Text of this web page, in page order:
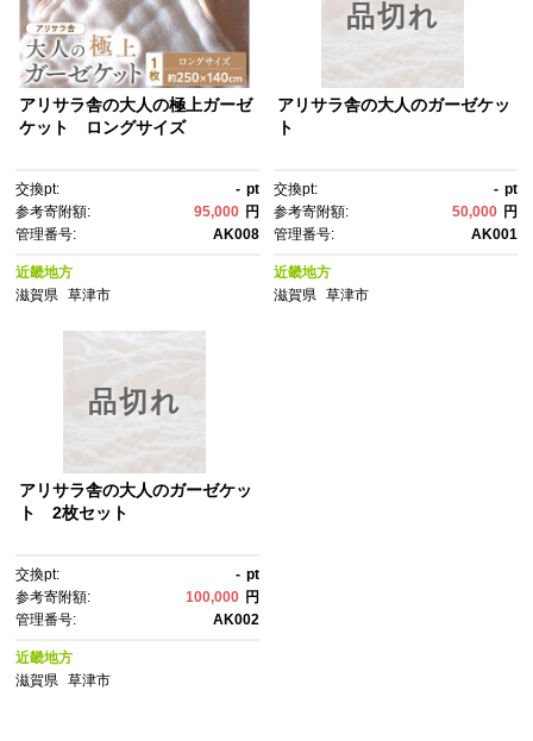
アリサラ舎の大人の極上ガーゼ
ケット ロングサイズ
交換pt: - pt
参考寄附額:
95,000 円
管理番号:
AK008
近畿地方
滋賀県
草津市
品切れ
アリサラ舎の大人のガーゼケッ
ト
交換pt: - pt
参考寄附額:
50,000 円
管理番号:
AK001
近畿地方
滋賀県 草津市
品切れ
アリサラ舎の大人のガーゼケッ
ト 2枚セット
交換pt: - pt
参考寄附額:
100,000 円
管理番号:
AK002
近畿地方
滋賀県
草津市